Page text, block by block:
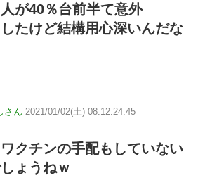
が40％台前半て意外
たけど結構用心深いんだな
さん 2021/01/02(土) 08:12:24.45
クチンの手配もしていない
ょうねｗ